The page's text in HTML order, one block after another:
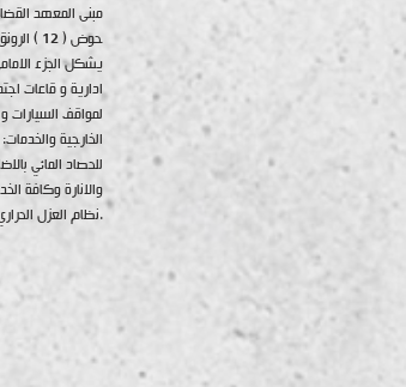
ادارية و قاعات
لمواقف
الخارجية
للحصاد المائي
والانارة وكافة
نظام العزل الحراري والمائي ، و نظام الحصاد المائي و استعمال مواد صديقه للبيئه واستغلال المناطق الخضراء.